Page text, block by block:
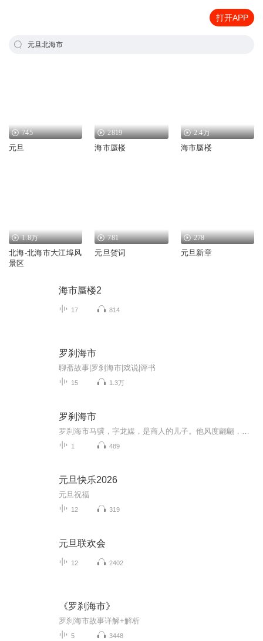
打开APP
元旦北海市
745
元旦
2819
海市蜃楼
2.4万
海市蜃楼
1.8万
北海-北海市大江埠风
景区
781
元旦贺词
278
元旦新章
海市蜃楼2
17 814
罗刹海市
聊斋故事|罗刹海市|戏说|评书
15 1.3万
罗刹海市
1 489
元旦快乐2026
元旦祝福
12 319
元旦联欢会
12 2402
《罗刹海市》
罗刹海市故事详解+解析
5 3448